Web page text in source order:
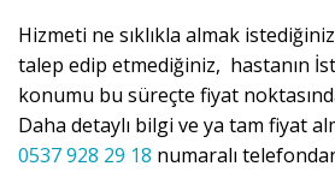
Hizmeti ne sıklıkla almak
talep edip etmediğiniz, hastanın
konumu bu süreçte fiyat
Daha detaylı bilgi ve ya tam fiyat
0537 928 29 18 numaralı